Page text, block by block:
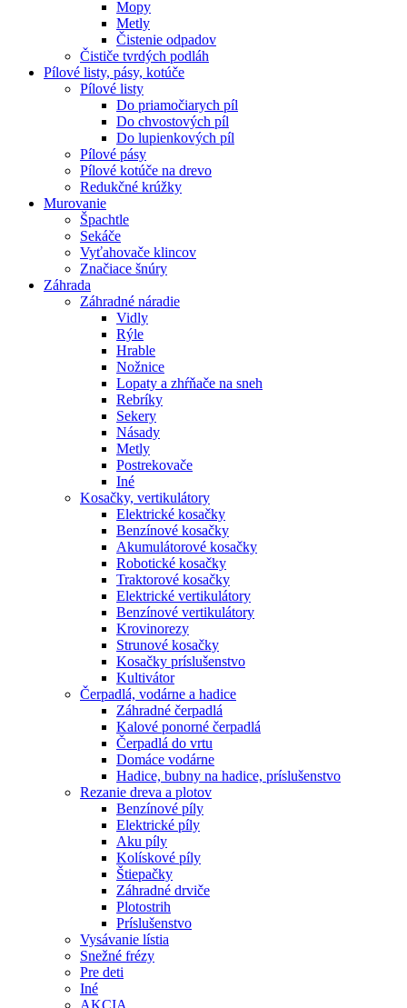
Mopy
Metly
Čistenie odpadov
Čističe tvrdých podláh
Pílové listy, pásy, kotúče
Pílové listy
Do priamočiarych píl
Do chvostových píl
Do lupienkových píl
Pílové pásy
Pílové kotúče na drevo
Redukčné krúžky
Murovanie
Špachtle
Sekáče
Vyťahovače klincov
Značiace šnúry
Záhrada
Záhradné náradie
Vidly
Rýle
Hrable
Nožnice
Lopaty a zhŕňače na sneh
Rebríky
Sekery
Násady
Metly
Postrekovače
Iné
Kosačky, vertikulátory
Elektrické kosačky
Benzínové kosačky
Akumulátorové kosačky
Robotické kosačky
Traktorové kosačky
Elektrické vertikulátory
Benzínové vertikulátory
Krovinorezy
Strunové kosačky
Kosačky príslušenstvo
Kultivátor
Čerpadlá, vodárne a hadice
Záhradné čerpadlá
Kalové ponorné čerpadlá
Čerpadlá do vrtu
Domáce vodárne
Hadice, bubny na hadice, príslušenstvo
Rezanie dreva a plotov
Benzínové píly
Elektrické píly
Aku píly
Kolískové píly
Štiepačky
Záhradné drviče
Plotostrih
Príslušenstvo
Vysávanie lístia
Snežné frézy
Pre deti
Iné
AKCIA